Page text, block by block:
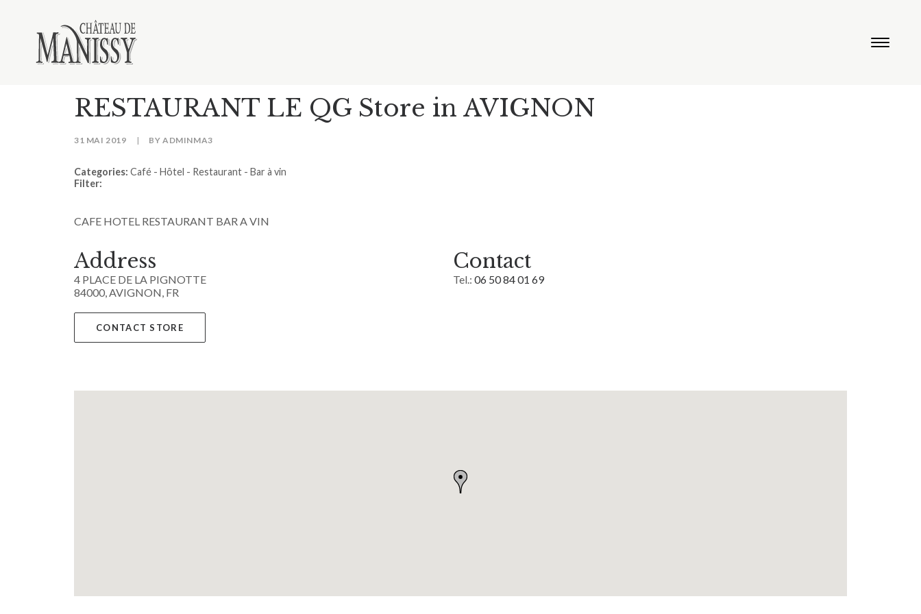
RESTAURANT LE QG Store in AVIGNON
31 MAI 2019 | BYADMINMA3
Categories: Café - Hôtel - Restaurant - Bar à vin
Filter:
CAFE HOTEL RESTAURANT BAR A VIN
Address
4 PLACE DE LA PIGNOTTE
84000, AVIGNON, FR
Contact
Tel.: 06 50 84 01 69
CONTACT STORE